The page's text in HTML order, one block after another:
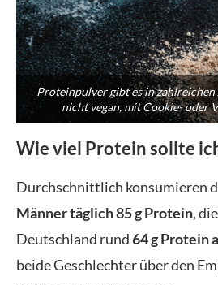
Proteinpulver gibt es in zahlreichen
nicht vegan, mit Cookie- oder
Wie viel Protein sollte
Durchschnittlich konsumieren
Männertäglich 85 g Protein, die
Deutschland rund64 g Protein
beide Geschlechter über den